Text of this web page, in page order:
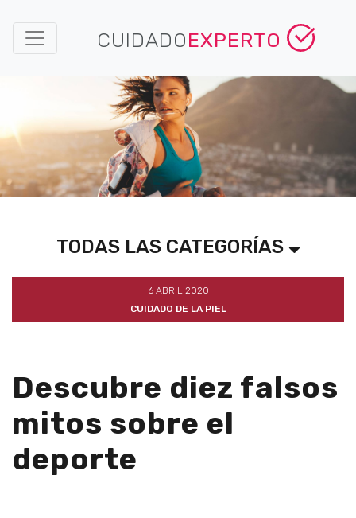
CUIDADOEXPERTO
TODAS LAS CATEGORÍAS
6 ABRIL 2020
CUIDADO DE LA PIEL
Descubre diez falsos
mitos sobre el
deporte